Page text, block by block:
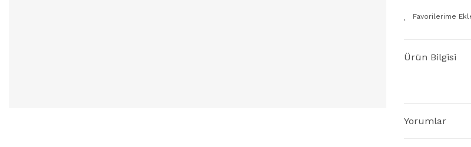
Ürün Bilgisi
Yorumlar